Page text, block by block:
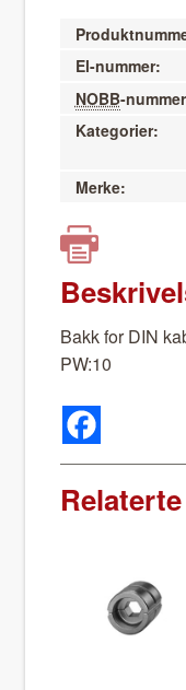
El-nummer:
NOBB-
Kategorier:
Merke:
Bakk for DIN
PW:10